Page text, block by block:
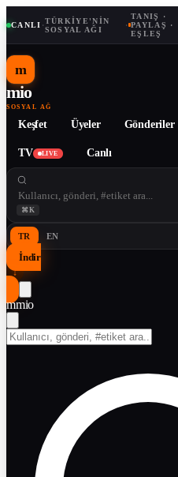
CANLI ·TÜRKIYE'NIN
SOSYAL AĞI
·
TANIŞ ·
PAYLAŞ ·
EŞLEŞ
m
mio
SOSYAL AĞ
Keşfet Üyeler Gönderiler
TV LIVE Canlı
⌘K
TR EN
İndir
↓
mmio